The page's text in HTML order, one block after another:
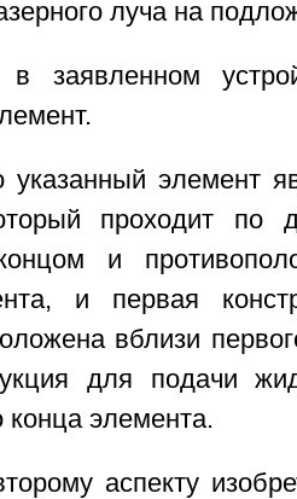
луча на
заявленном
указанный элемент
проходит по
и
и первая
вблизи
для подачи
конца элемента.
аспекту